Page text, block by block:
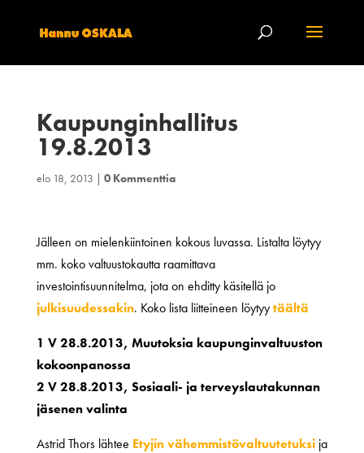
Kaupunginhallitus
19.8.2013
elo 18, 2013 | 0 Kommenttia
Jälleen on mielenkiintoinen kokous luvassa. Listalta löytyy
mm. koko valtuustokautta raamittava
investointisuunnitelma, jota on ehditty käsitellä jo
julkisuudessakin. Koko lista liitteineen löytyytäältä
1 V 28.8.2013, Muutoksia kaupunginvaltuuston
kokoonpanossa
2 V 28.8.2013, Sosiaali- ja terveyslautakunnan
jäsenen valinta
Astrid Thors lähtee Etyjin vähemmistövaltuutetuksija